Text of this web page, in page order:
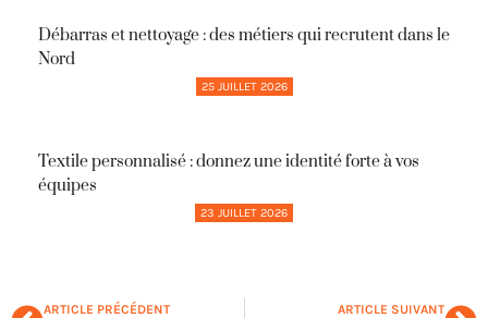
Débarras et nettoyage : des métiers qui recrutent dans le
Nord
25 JUILLET 2026
Textile personnalisé : donnez une identité forte à vos
équipes
23 JUILLET 2026
ARTICLE PRÉCÉDENT ARTICLE SUIVANT